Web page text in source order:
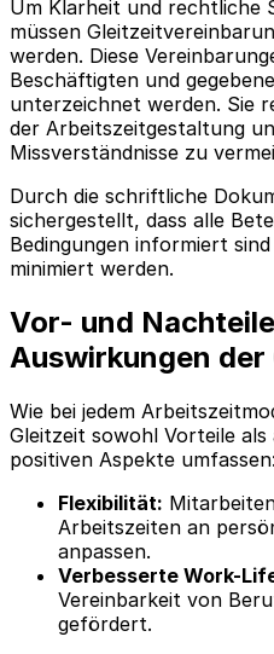
Um Klarheit und rechtliche
müssen
werden. Diese
Beschäftigten und
unterzeichnet werden. Sie
der Arbeitszeitgestaltung
Missverständnisse zu
Durch die schriftliche
sichergestellt, dass alle
Bedingungen informiert
minimiert werden.
Vor- und
Auswirkungen
Wie bei jedem
Gleitzeit sowohl Vorteile als
positiven Aspekte umfassen:
Flexibilität:
Arbeitszeiten an
anpassen.
Verbesserte Work-
Vereinbarkeit von
gefördert.